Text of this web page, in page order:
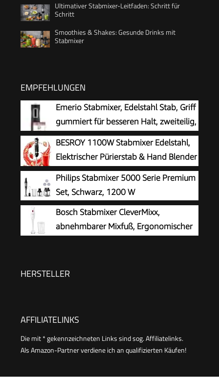
Ultimativer Stabmixer-Leitfaden: Schritt für
Schritt
Smoothies & Shakes: Gesunde Drinks mit
Stabmixer
EMPFEHLUNGEN
Emerio Stabmixer, Edelstahl Stab, Griff
gummiert für besseren Halt, zweiteilig,
2 Geschwindigkeiten,
250 Watt, HB-111446 Schwarz
BESROY 1100W Stabmixer Edelstahl,
Elektrischer Pürierstab & Hand Blender
mit 2 Geschwindigkeitsstufen + Turbo,
Kupfermotor, Spülmaschinenfest, Food
Processor für Babynahrung, Smoothies &
Suppen
Philips Stabmixer 5000 Serie Premium
Set, Schwarz, 1200 W
Bosch Stabmixer CleverMixx,
abnehmbarer Mixfuß, Ergonomischer
MSM14000
HERSTELLER
AFFILIATELINKS
Die mit * gekennzeichneten Links sind sog. Affiliatelinks.
Als Amazon-Partner verdiene ich an qualifizierten Käufen!